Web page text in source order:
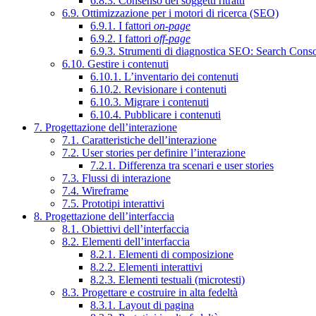
6.9. Ottimizzazione per i motori di ricerca (SEO)
6.9.1. I fattori on-page
6.9.2. I fattori off-page
6.9.3. Strumenti di diagnostica SEO: Search
6.10. Gestire i contenuti
6.10.1. L’inventario dei contenuti
6.10.2. Revisionare i contenuti
6.10.3. Migrare i contenuti
6.10.4. Pubblicare i contenuti
7. Progettazione dell’interazione
7.1. Caratteristiche dell’interazione
7.2. User stories per definire l’interazione
7.2.1. Differenza tra scenari e user stories
7.3. Flussi di interazione
7.4. Wireframe
7.5. Prototipi interattivi
8. Progettazione dell’interfaccia
8.1. Obiettivi dell’interfaccia
8.2. Elementi dell’interfaccia
8.2.1. Elementi di composizione
8.2.2. Elementi interattivi
8.2.3. Elementi testuali (microtesti)
8.3. Progettare e costruire in alta fedeltà
8.3.1. Layout di pagina